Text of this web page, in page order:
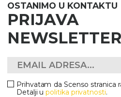
OSTANIMO U KONTAKTU
NEWSLETTER
Prihvatam da Scenso stranica
Detalji upolitika privatnosti.